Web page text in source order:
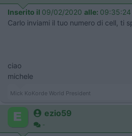
Inserito il 09/02/2020 alle: 09:35:24
Carlo inviami il tuo numero di cell, ti
ciao
michele
Mick KoKorde World President
ezio59
-